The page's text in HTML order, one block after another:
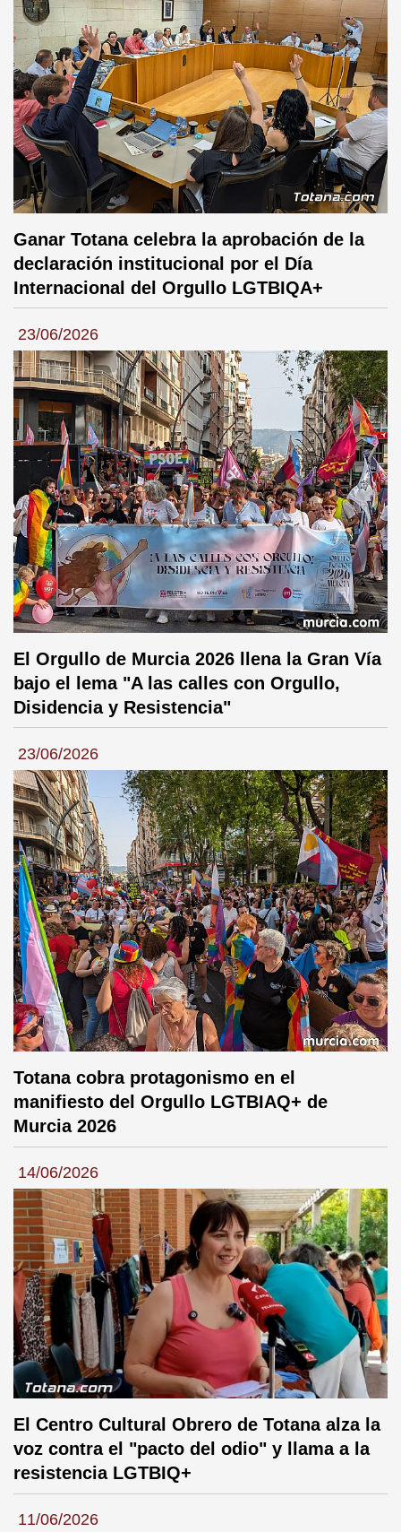
Ganar Totana celebra la aprobación de la
declaración institucional por el Día
Internacional del Orgullo LGTBIQA+
23/06/2026
El Orgullo de Murcia 2026 llena la Gran Vía
bajo el lema "A las calles con Orgullo,
Disidencia y Resistencia"
23/06/2026
Totana cobra protagonismo en el
manifiesto del Orgullo LGTBIAQ+ de
Murcia 2026
14/06/2026
El Centro Cultural Obrero de Totana alza la
voz contra el "pacto del odio" y llama a la
resistencia LGTBIQ+
11/06/2026